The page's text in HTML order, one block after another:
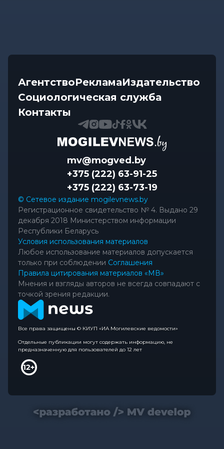
АгентствоРекламаИздательство
Социологическая служба
Контакты
mv@mogved.by
+375 (222) 63-91-25
+375 (222) 63-73-19
© Сетевое издание mogilevnews.by
Регистрационное свидетельство № 4. Выдано 29
декабря 2018 Министерством информации
Республики Беларусь
Условия использования материалов
Любое использование материалов допускается
только при соблюдении Соглашения
Правила цитирования материалов «МВ»
Мнения и взгляды авторов не всегда совпадают с
точкой зрения редакции.
Все права защищены © КИУП «ИА Могилевские ведомости»
Отдельные публикации могут содержать информацию, не
предназначенную для пользователей до 12 лет